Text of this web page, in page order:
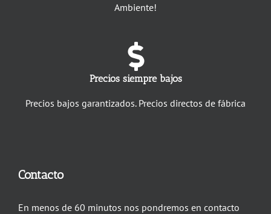
Ambiente!
Precios siempre bajos
Precios bajos garantizados. Precios directos de fábrica
Contacto
En menos de 60 minutos nos pondremos en contacto